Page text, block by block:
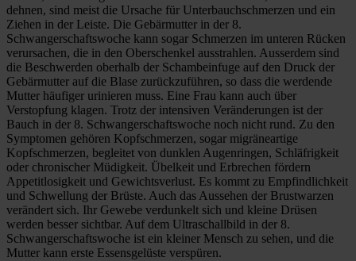
dehnen, sind meist die Ursache für Unterbauchschmerzen und ein
Ziehen in der Leiste. Die Gebärmutter in der 8.
Schwangerschaftswoche kann sogar Schmerzen im unteren Rücken
verursachen, die in den Oberschenkel ausstrahlen. Ausserdem sind
die Beschwerden oberhalb der Schambeinfuge auf den Druck der
Gebärmutter auf die Blase zurückzuführen, so dass die werdende
Mutter häufiger urinieren muss. Eine Frau kann auch über
Verstopfung klagen. Trotz der intensiven Veränderungen ist der
Bauch in der 8. Schwangerschaftswoche noch nicht rund. Zu den
Symptomen gehören Kopfschmerzen, sogar migräneartige
Kopfschmerzen, begleitet von dunklen Augenringen, Schläfrigkeit
oder chronischer Müdigkeit. Übelkeit und Erbrechen fördern
Appetitlosigkeit und Gewichtsverlust. Es kommt zu Empfindlichkeit
und Schwellung der Brüste. Auch das Aussehen der Brustwarzen
verändert sich. Ihr Gewebe verdunkelt sich und kleine Drüsen
werden besser sichtbar. Auf dem Ultraschallbild in der 8.
Schwangerschaftswoche ist ein kleiner Mensch zu sehen, und die
Mutter kann erste Essensgelüste verspüren.